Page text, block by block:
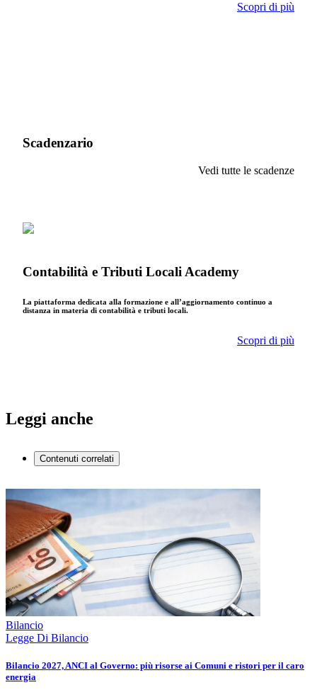
Scopri di più
Scadenzario
Vedi tutte le scadenze
Contabilità e Tributi Locali Academy
La piattaforma dedicata alla formazione e all’aggiornamento continuo a
distanza in materia di contabilità e tributi locali.
Scopri di più
Leggi anche
Contenuti correlati
Bilancio
Legge Di Bilancio
Bilancio 2027, ANCI al Governo: più risorse ai Comuni e ristori per il caro
energia